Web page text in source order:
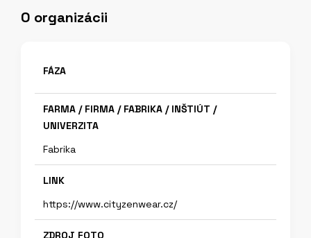
O organizácii
FÁZA
FARMA / FIRMA / FABRIKA / INŠTIÚT /
UNIVERZITA
Fabrika
LINK
https://www.cityzenwear.cz/
ZDROJ FOTO